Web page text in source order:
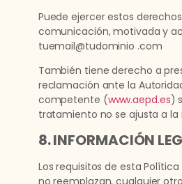
Puede ejercer estos
comunicación, motivada y
tuemail@tudominio .com
También tiene derecho a
reclamación ante la
competente (www.aepd.es)
tratamiento no se ajusta a
8. INFORMACIÓN
Los requisitos de esta